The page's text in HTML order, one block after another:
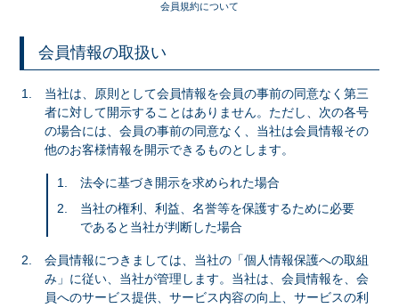
会員規約について
会員情報の取扱い
当社は、原則として会員情報を会員の事前の同意なく第三
者に対して開示することはありません。ただし、次の各号
の場合には、会員の事前の同意なく、当社は会員情報その
他のお客様情報を開示できるものとします。
法令に基づき開示を求められた場合
当社の権利、利益、名誉等を保護するために必要
であると当社が判断した場合
会員情報につきましては、当社の「個人情報保護への取組
み」に従い、当社が管理します。当社は、会員情報を、会
員へのサービス提供、サービス内容の向上、サービスの利